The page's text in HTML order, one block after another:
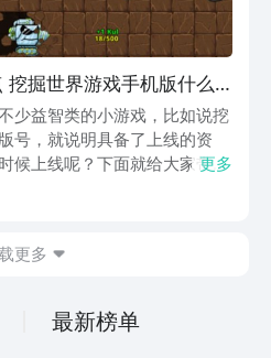
掘世界游戏手机版什么
少益智类的小游戏，比如说挖
号，就说明具备了上线的资
候上线呢？下面就给大家带来
单聊一聊这款游戏的玩法亮
更多
更多
最新榜单